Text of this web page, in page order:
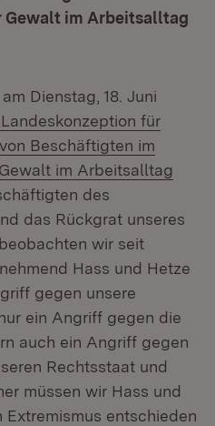
im Arbeitsalltag
Dienstag, 18. Juni
Download:
Landeskonzeption für
Beschäftigten im
im Arbeitsalltag
des
das Rückgrat unseres
wir seit
Hass und Hetze
gegen unsere
ein Angriff gegen die
auch ein Angriff gegen
Rechtsstaat und
müssen wir Hass und
entschieden